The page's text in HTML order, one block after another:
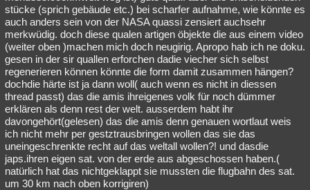
stücke (sprich gebäude etc.) bei scharfer aufnahme, wie könnte es
auch anders sein von der NASA quassi zensiert auchsehr
merkwüdig. doch diese qualen artigen öbjekte die aus einem video
(weiter oben )machen mich doch neugirig. Apropo hab ich ne doku.
gesen in der sir quallen erforchen dadie viecher sich selbst
regenerieren können könnte die form damit zusammen hängen?
dochdie härte ist ja dann woll( auch wenn es nicht in diessen
thread passt) das die amis ihreigenes volk für noch dümmer
erklären als denn rest der welt. ausserdem habt ihr
davongehört(gelesen) das die amis denn genauen wortlaut weis
ich nicht mehr per gestztrausbringen wollen das sie das
uneingeschrenkte recht auf das weltall wollen?! und dasdie
japs.ihren eigen sat. von der erde aus abgeschossen haben.(
natürlich hat das nichtgeklappt sie mussten die flugbahn des sat.
um 30 km nach oben korrigiren)